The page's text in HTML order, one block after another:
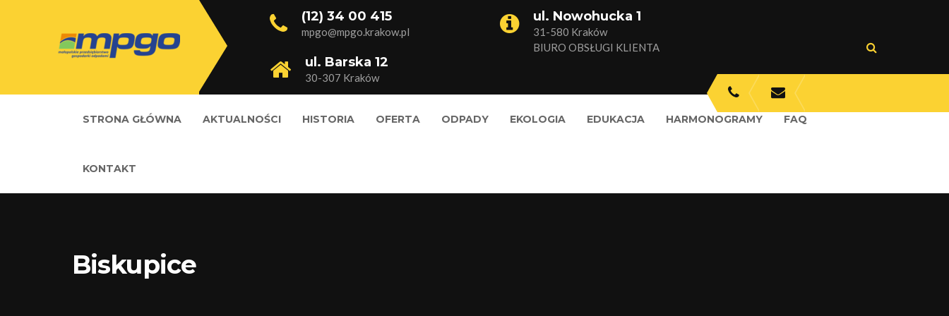
(12) 34 00 415
mpgo@mpgo.krakow.pl
ul. Nowohucka 1
31-580 Kraków
BIURO OBSŁUGI KLIENTA
ul. Barska 12
30-307 Kraków
STRONA GŁÓWNA AKTUALNOŚCI HISTORIA OFERTA ODPADY EKOLOGIA EDUKACJA HARMONOGRAMY FAQ
KONTAKT
Biskupice